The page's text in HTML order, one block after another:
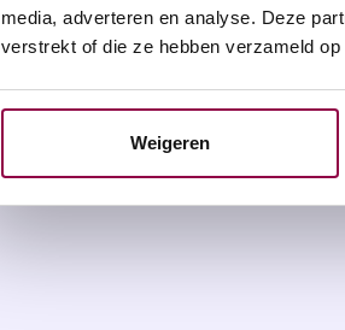
media, adverteren en analyse. Deze
verstrekt of die ze hebben verzameld
Weigeren